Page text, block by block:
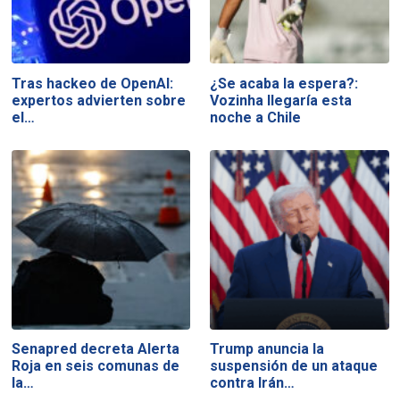
Tras hackeo de OpenAI:
expertos advierten sobre
el…
¿Se acaba la espera?:
Vozinha llegaría esta
noche a Chile
Senapred decreta Alerta
Roja en seis comunas de
la…
Trump anuncia la
suspensión de un ataque
contra Irán…